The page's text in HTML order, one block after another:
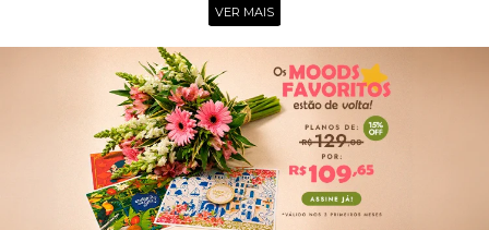
poder fazer uma surpresinha delicada para aquela amiga querida? Então
você precisa conhecer as coleções da Giuliana Flores. Nós temos lindos
arranjos de girassol, astromélias e flores do campo que são perfeitas para
encantar, emocionar e ainda levar o delicioso aroma do campo para a casa
da pessoa homenageada. Aproveite!
Aquela pessoa especial está celebrando uma grande conquista e você est
em busca de uma floricultura online em Três Pontas para enviar um
mimo para ela? Uma ótima escolha é a Giuliana Flores. Além da grande
variedade de cestas e flores para presente, você encontra uma série de
mimos como kits com perfumes, joias, pelúcias e muito mais. E tudo isso
com um sistema de entregas rápidas.
VER MAIS